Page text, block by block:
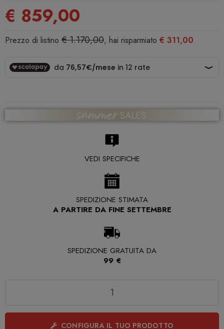
€ 859,00
Prezzo di listino € 1.170,00, hai risparmiato € 311,00
VEDI SPECIFICHE
SPEDIZIONE STIMATA
A PARTIRE DA FINE SETTEMBRE
SPEDIZIONE GRATUITA DA
99 €
CONFIGURA IL TUO PRODOTTO